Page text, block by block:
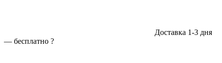
Доставка 1-3 дня
— бесплатно ?